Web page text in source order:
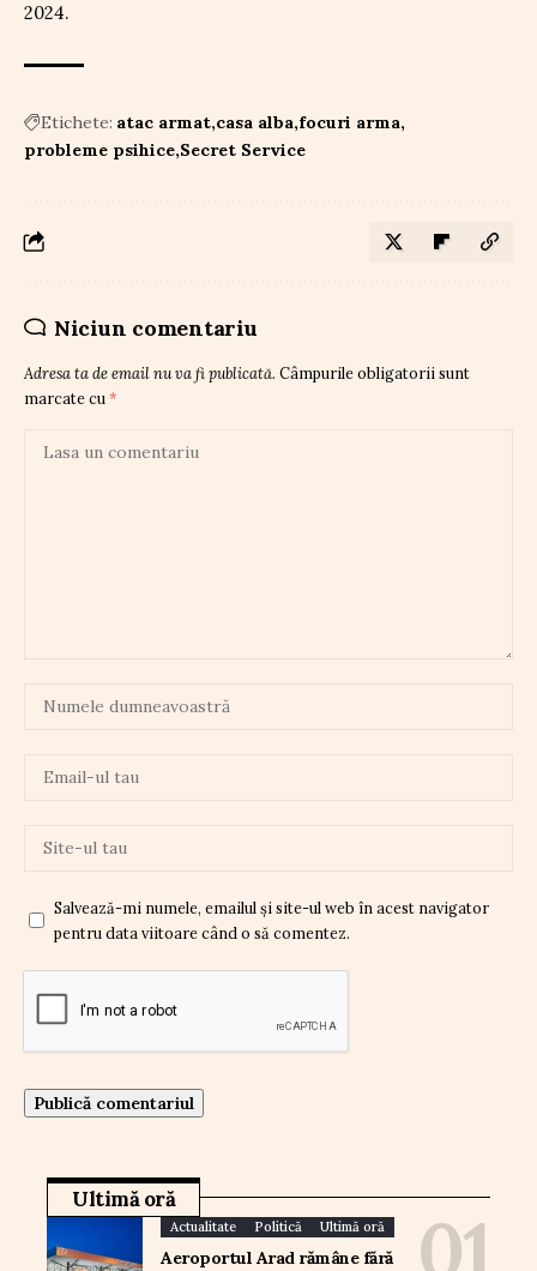
2024.
Etichete: atac armat casa alba focuri arma
probleme psihice Secret Service
Niciun comentariu
Adresa ta de email nu va fi publicată. Câmpurile obligatorii sunt
marcate cu *
Salvează-mi numele, emailul și site-ul web în acest navigator
pentru data viitoare când o să comentez.
Ultimă oră
Actualitate Politică Ultimă oră
Aeroportul Arad rămâne fără